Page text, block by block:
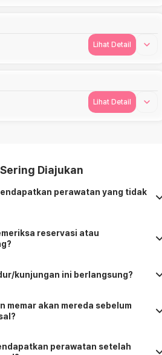
Lihat Detail
Lihat Detail
Diajukan
perawatan yang tidak
reservasi atau
kunjungan ini berlangsung?
memar akan mereda sebelum
perawatan setelah